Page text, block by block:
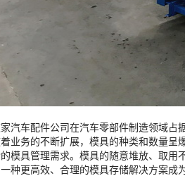
汽车配件公司在汽车零部件制造领域占
业务的不断扩展，模具的种类和数量呈
的模具管理需求。模具的随意堆放、取
种更高效、合理的模具存储解决方案成